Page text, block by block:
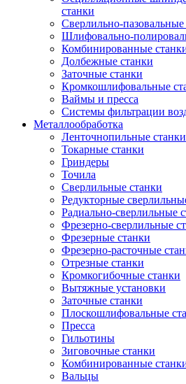
станки
Сверлильно-пазовальные
Шлифовально-
Комбинированные
Долбежные станки
Заточные станки
Кромкошлифовальные
Ваймы и пресса
Системы фильтрации
Металлообработка
Ленточнопильные станки
Токарные станки
Гриндеры
Точила
Сверлильные станки
Редукторные
Радиально-сверлильные
Фрезерно-сверлильные
Фрезерные станки
Фрезерно-расточные
Отрезные станки
Кромкогибочные станки
Вытяжные установки
Заточные станки
Плоскошлифовальные
Пресса
Гильотины
Зиговочные станки
Комбинированные
Вальцы